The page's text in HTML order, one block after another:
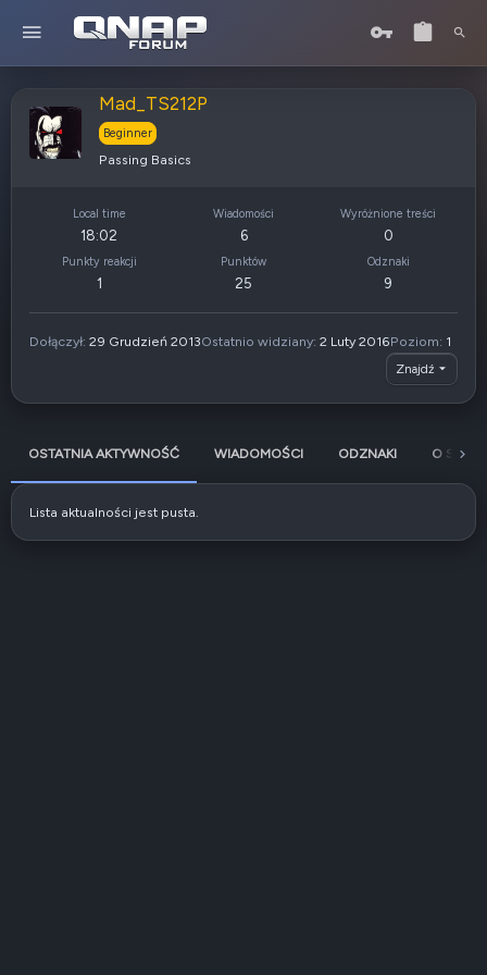
Mad_TS212P
Beginner
Passing Basics
Local time
18:02
Wiadomości
6
Wyróżnione treści
0
Punkty reakcji
1
Punktów
25
Odznaki
9
Dołączył 29 Grudzień 2013Ostatnio widziany 2 Luty 2016Poziom 1
Znajdź
OSTATNIA AKTYWNOŚĆ WIADOMOŚCI ODZNAKI O SOBIE
Lista aktualności jest pusta.